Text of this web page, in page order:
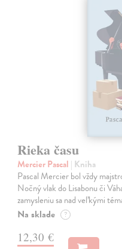
Rieka času
Mercier Pascal | Kniha
Pascal Mercier bol vždy
Nočný vlak do Lisabonu či
zamysleniu sa nad veľkými
Na sklade ?
12,30 €